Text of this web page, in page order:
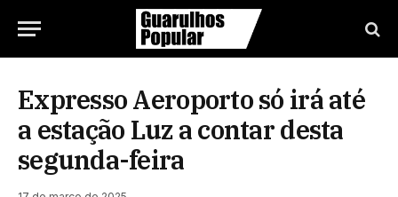
Expresso Aeroporto só irá até
a estação Luz a contar desta
segunda-feira